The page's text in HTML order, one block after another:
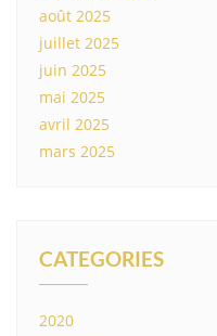
août 2025
juillet 2025
juin 2025
mai 2025
avril 2025
mars 2025
CATEGORIES
2020